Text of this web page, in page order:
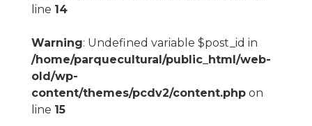
line 14
Warning: Undefined variable $post_id in
/home/parquecultural/public_html/web-
old/wp-
content/themes/pcdv2/content.phpon
line 15